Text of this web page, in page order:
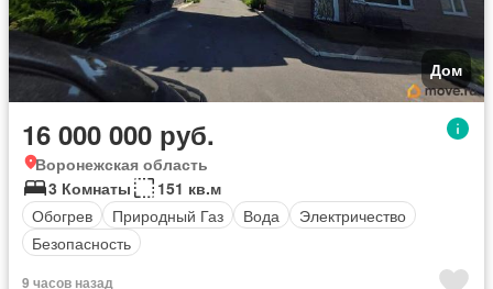
Дом
16 000 000 руб.
Воронежская область
3 Комнаты
151 кв.м
Обогрев
Природный Газ Вода
Электричество
Безопасность
9 часов назад